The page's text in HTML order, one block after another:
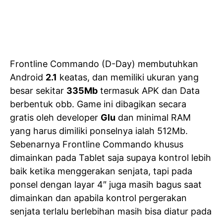
Frontline Commando (D-Day) membutuhkan
Android 2.1 keatas, dan memiliki ukuran yang
besar sekitar 335Mb termasuk APK dan Data
berbentuk obb. Game ini dibagikan secara
gratis oleh developer Glu dan minimal RAM
yang harus dimiliki ponselnya ialah 512Mb.
Sebenarnya Frontline Commando khusus
dimainkan pada Tablet saja supaya kontrol lebih
baik ketika menggerakan senjata, tapi pada
ponsel dengan layar 4″ juga masih bagus saat
dimainkan dan apabila kontrol pergerakan
senjata terlalu berlebihan masih bisa diatur pada